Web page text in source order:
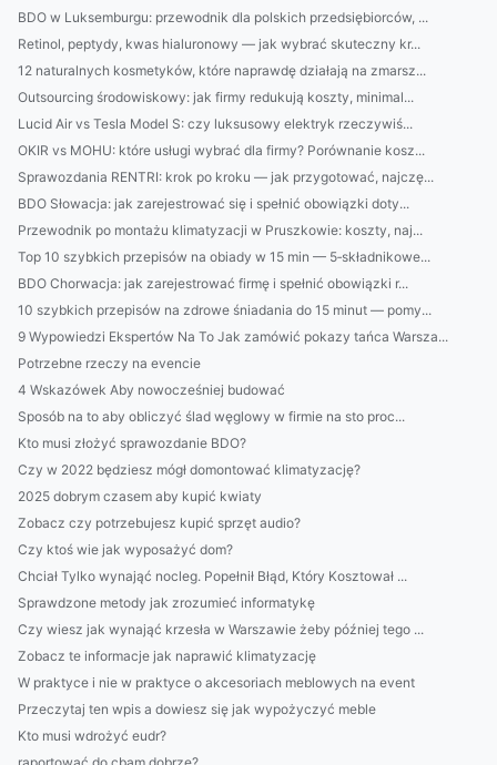
BDO w Luksemburgu: przewodnik dla polskich przedsiębiorców, ...
Retinol, peptydy, kwas hialuronowy — jak wybrać skuteczny kr...
12 naturalnych kosmetyków, które naprawdę działają na zmarsz...
Outsourcing środowiskowy: jak firmy redukują koszty, minimal...
Lucid Air vs Tesla Model S: czy luksusowy elektryk rzeczywiś...
OKIR vs MOHU: które usługi wybrać dla firmy? Porównanie kosz...
Sprawozdania RENTRI: krok po kroku — jak przygotować, najczę...
BDO Słowacja: jak zarejestrować się i spełnić obowiązki doty...
Przewodnik po montażu klimatyzacji w Pruszkowie: koszty, naj...
Top 10 szybkich przepisów na obiady w 15 min — 5‑składnikowe...
BDO Chorwacja: jak zarejestrować firmę i spełnić obowiązki r...
10 szybkich przepisów na zdrowe śniadania do 15 minut — pomy...
9 Wypowiedzi Ekspertów Na To Jak zamówić pokazy tańca Warsza...
Potrzebne rzeczy na evencie
4 Wskazówek Aby nowocześniej budować
Sposób na to aby obliczyć ślad węglowy w firmie na sto proc...
Kto musi złożyć sprawozdanie BDO?
Czy w 2022 będziesz mógł domontować klimatyzację?
2025 dobrym czasem aby kupić kwiaty
Zobacz czy potrzebujesz kupić sprzęt audio?
Czy ktoś wie jak wyposażyć dom?
Chciał Tylko wynająć nocleg. Popełnił Błąd, Który Kosztował ...
Sprawdzone metody jak zrozumieć informatykę
Czy wiesz jak wynająć krzesła w Warszawie żeby później tego ...
Zobacz te informacje jak naprawić klimatyzację
W praktyce i nie w praktyce o akcesoriach meblowych na event
Przeczytaj ten wpis a dowiesz się jak wypożyczyć meble
Kto musi wdrożyć eudr?